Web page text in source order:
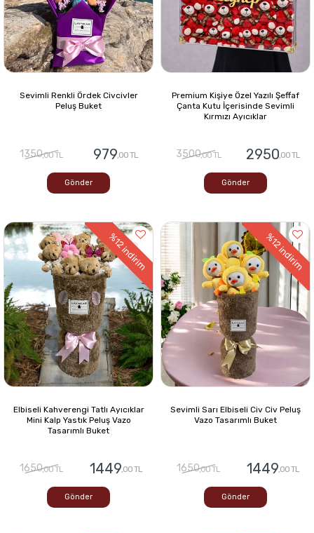
Sevimli Renkli Ördek Civcivler
Peluş Buket
1350,00 TL 979,00 TL
Gönder
Premium Kişiye Özel Yazılı Şeffaf
Çanta Kutu İçerisinde Sevimli
Kırmızı Ayıcıklar
3500,00 TL 2950,00 TL
Gönder
%12
indirim
Elbiseli Kahverengi Tatlı Ayıcıklar
Mini Kalp Yastık Peluş Vazo
Tasarımlı Buket
1650,00 TL 1449,00 TL
Gönder
%12
indirim
Sevimli Sarı Elbiseli Civ Civ Peluş
Vazo Tasarımlı Buket
1650,00 TL 1449,00 TL
Gönder